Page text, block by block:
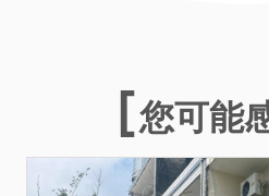
有無經
依建築法
標人自
六、本
您可能